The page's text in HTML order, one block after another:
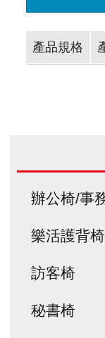
辦公椅/事
樂活護背椅
訪客椅
秘書椅
產品規格